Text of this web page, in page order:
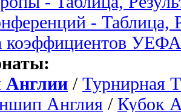
- Таблица,
коэффициентов УЕФА
Англии / Турнирная
Англия / Кубок